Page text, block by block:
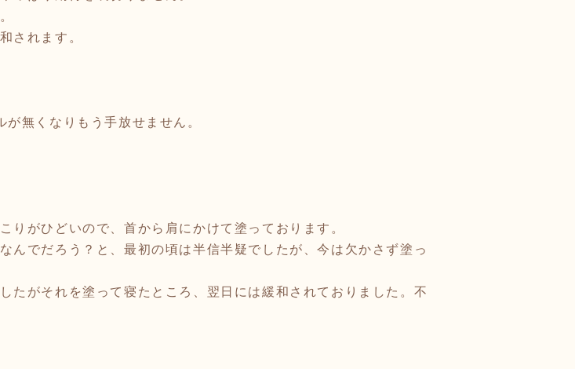
されます。
無くなりもう手放せません。
りがひどいので、首から肩にかけて塗っております。
んでだろう？と、最初の頃は半信半疑でしたが、今は欠かさず塗っ
たがそれを塗って寝たところ、翌日には緩和されておりました。不